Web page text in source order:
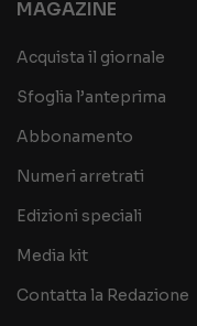
MAGAZINE
Acquista il giornale
Sfoglia l’anteprima
Abbonamento
Numeri arretrati
Edizioni speciali
Media kit
Contatta la Redazione